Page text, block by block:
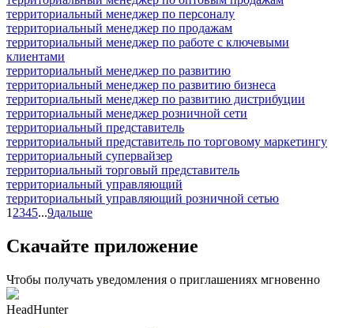
территориальный менеджер по персоналу
территориальный менеджер по продажам
территориальный менеджер по работе с ключевыми
клиентами
территориальный менеджер по развитию
территориальный менеджер по развитию бизнеса
территориальный менеджер по развитию дистрибуции
территориальный менеджер розничной сети
территориальный представитель
территориальный представитель по торговому маркетингу
территориальный супервайзер
территориальный торговый представитель
территориальный управляющий
территориальный управляющий розничной сетью
1 2345...9дальше
Скачайте приложение
Чтобы получать уведомления о приглашениях мгновенно
HeadHunter